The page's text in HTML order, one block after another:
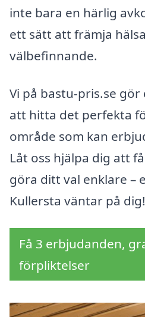
inte bara en härlig
ett sätt att främja
välbefinnande.
Vi på bastu-pris.se
att hitta det perfekta
område som kan
Låt oss hjälpa dig att
göra ditt val enklare –
Kullersta väntar på dig!
Få 3 erbjudanden,
förpliktelser